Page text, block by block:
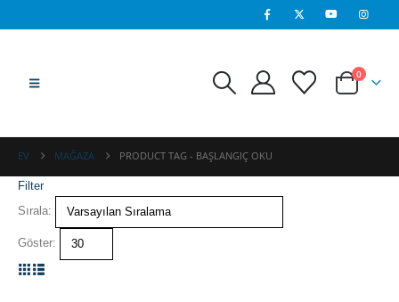
0
EV MAĞAZA PRODUCT TAG - BAŞLANGIÇ OKU
Filter
Sırala:
Göster: